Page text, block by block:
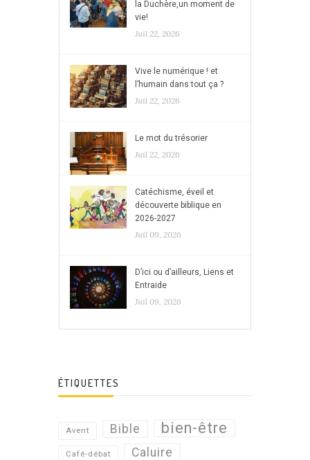
la Duchère,un moment de
vie!
Juil 22, 2026
Vive le numérique ! et
l’humain dans tout ça ?
Juil 22, 2026
Le mot du trésorier
Juil 22, 2026
Catéchisme, éveil et
découverte biblique en
2026-2027
Juil 09, 2026
D’ici ou d’ailleurs, Liens et
Entraide
Juil 09, 2026
ÉTIQUETTES
Avent Bible bien-être
Café-débat Caluire